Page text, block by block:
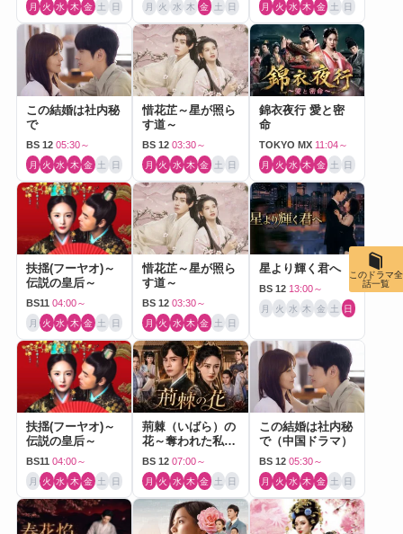
月 火 水 木 金 土 日 月 火 水 木 金 土 日 月 火 水 木 金 土 日
この結婚は社内秘
で
BS 12 05:30～
月 火 水 木 金 土 日
惜花芷～星が照ら
す道～
BS 12 03:30～
月 火 水 木 金 土 日
錦衣夜行 愛と密
命
TOKYO MX 11:04～
月 火 水 木 金 土 日
扶揺(フーヤオ)～
伝説の皇后～
BS11 04:00～
月 火 水 木 金 土 日
惜花芷～星が照ら
す道～
BS 12 03:30～
月 火 水 木 金 土 日
星より輝く君へ
BS 12 13:00～
月 火 水 木 金 土 日
扶揺(フーヤオ)～
伝説の皇后～
BS11 04:00～
月 火 水 木 金 土 日
荊棘（いばら）の
花～奪われた私～
（中国ドラマ）
BS 12 07:00～
月 火 水 木 金 土 日
この結婚は社内秘
で（中国ドラマ）
BS 12 05:30～
月 火 水 木 金 土 日
このドラマ全
話一覧